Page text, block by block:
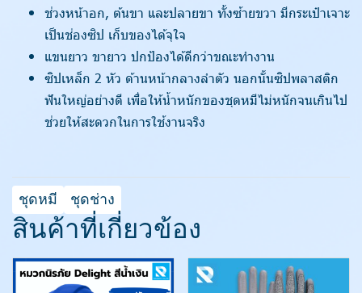
ช่วงหน้าอก, ต้นขา และปลายขา ทั้งซ้ายขวา มีกระเป๋าเจาะ
เป็นช่องซิป เก็บของได้จุใจ
แขนยาว ขายาว ปกป้องได้ดีกว่าขณะทำงาน
ซิปเหล็ก 2 หัว ด้านหน้ากลางลำตัว นอกนั้นซิปพลาสติก
ฟันใหญ่อย่างดี เพื่อให้น้ำหนักของชุดหมีไม่หนักจนเกินไป
ช่วยให้สะดวกในการใช้งานจริง
ชุดหมี ชุดช่าง
สินค้าที่เกี่ยวข้อง